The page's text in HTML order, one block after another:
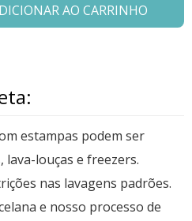
AO CARRINHO
estampas podem ser
lava-louças e freezers.
nas lavagens padrões.
e nosso processo de